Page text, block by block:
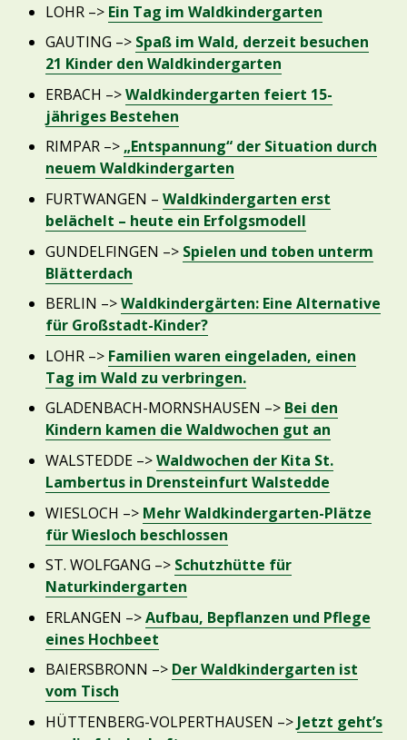
LOHR –> Ein Tag im Waldkindergarten
GAUTING –> Spaß im Wald, derzeit besuchen
21 Kinder den Waldkindergarten
ERBACH –>Waldkindergarten feiert 15-
jähriges Bestehen
RIMPAR –> „Entspannung“ der Situation durch
neuem Waldkindergarten
FURTWANGEN – Waldkindergarten erst
belächelt – heute ein Erfolgsmodell
GUNDELFINGEN –> Spielen und toben unterm
Blätterdach
BERLIN –>Waldkindergärten: Eine Alternative
für Großstadt-Kinder?
LOHR –> Familien waren eingeladen, einen
Tag im Wald zu verbringen.
GLADENBACH-MORNSHAUSEN –> Bei den
Kindern kamen die Waldwochen gut an
WALSTEDDE –>Waldwochen der Kita St.
Lambertus in Drensteinfurt Walstedde
WIESLOCH –> Mehr Waldkindergarten-Plätze
für Wiesloch beschlossen
ST. WOLFGANG –> Schutzhütte für
Naturkindergarten
ERLANGEN –>Aufbau, Bepflanzen und Pflege
eines Hochbeet
BAIERSBRONN –> Der Waldkindergarten ist
vom Tisch
HÜTTENBERG-VOLPERTHAUSEN –> Jetzt geht’s